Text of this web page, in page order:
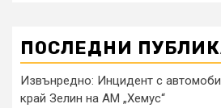
ПОСЛЕДНИ
Извънредно: Инцидент с
край Зелин на АМ „Хемус“